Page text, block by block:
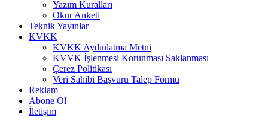
Yazım Kuralları
Okur Anketi
Teknik Yayınlar
KVKK
KVKK Aydınlatma Metni
KVVK İşlenmesi Korunması Saklanması
Çerez Politikası
Veri Sahibi Başvuru Talep Formu
Reklam
Abone Ol
İletişim